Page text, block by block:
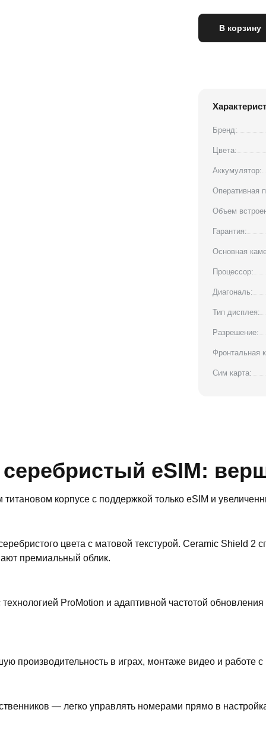
В корзину
Бренд:
Цвета:
Аккумулятор:
Оперативная
Объем
Гарантия:
Основная
Процессор:
Диагональ:
Тип дисплея:
Разрешение:
Фронтальная
Сим карта:
eSIM:
корпусе с поддержкой только eSIM и
цвета с матовой текстурой. Ceramic Shield
премиальный облик.
ProMotion и адаптивной частотой
производительность в играх, монтаже видео и
— легко управлять номерами прямо в